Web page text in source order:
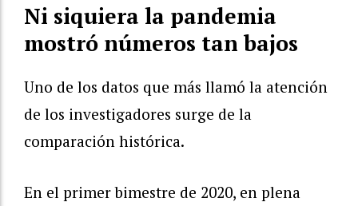
Ni siquiera la pandemia
mostró números tan bajos
Uno de los datos que más llamó la atención
de los investigadores surge de la
comparación histórica.
En el primer bimestre de 2020, en plena